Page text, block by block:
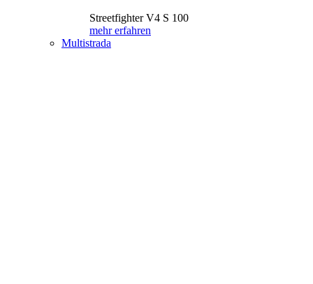
Streetfighter V4 S 100
mehr erfahren
Multistrada